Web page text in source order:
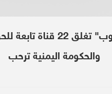
https://
يوتيوب" تغلق 22 قناة
والحكومة اليمنية ترحب